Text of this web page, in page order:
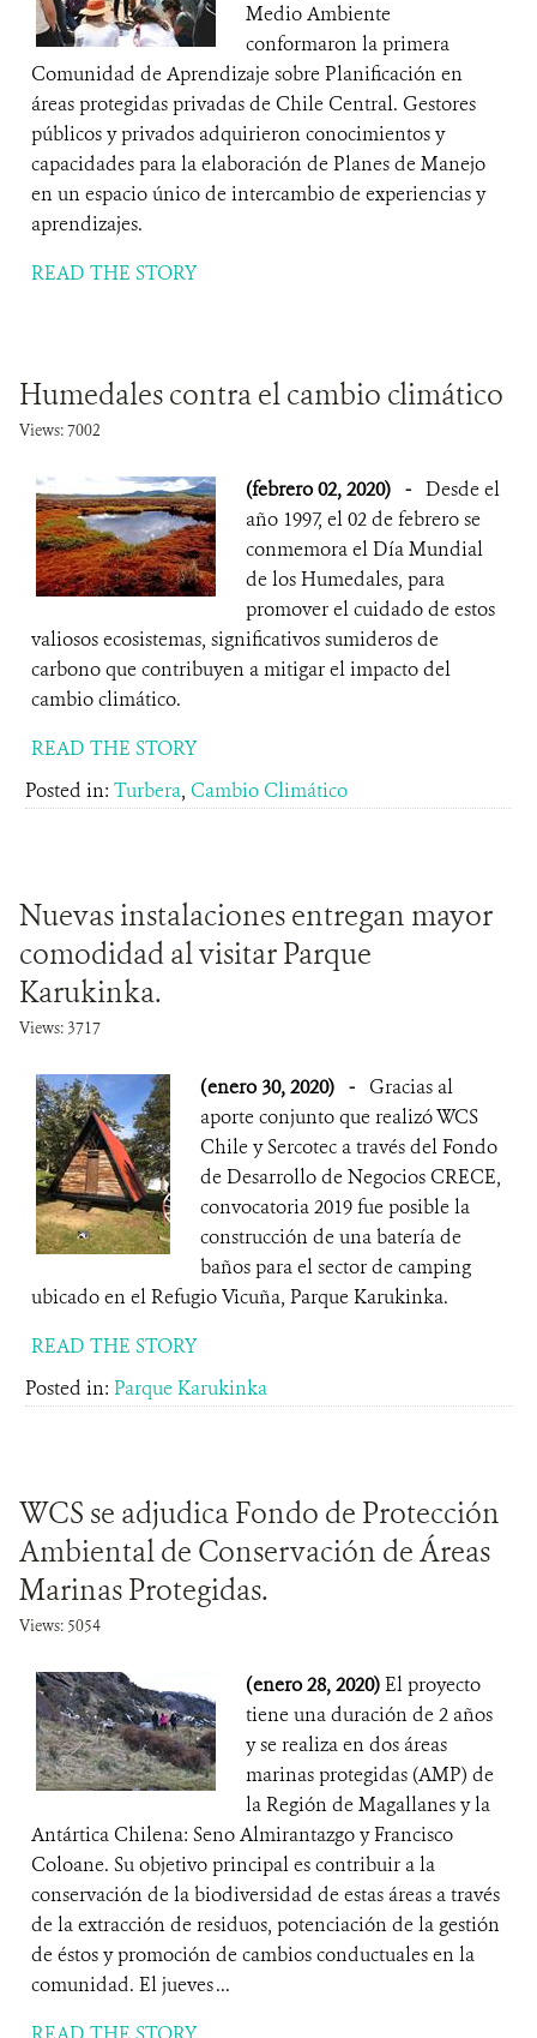
Medio Ambiente
conformaron la primera
Comunidad de Aprendizaje sobre Planificación en
áreas protegidas privadas de Chile Central. Gestores
públicos y privados adquirieron conocimientos y
capacidades para la elaboración de Planes de Manejo
en un espacio único de intercambio de experiencias y
aprendizajes.
READ THE STORY
Humedales contra el cambio climático
Views: 7002
(febrero 02, 2020) - Desde el
año 1997, el 02 de febrero se
conmemora el Día Mundial
de los Humedales, para
promover el cuidado de estos
valiosos ecosistemas, significativos sumideros de
carbono que contribuyen a mitigar el impacto del
cambio climático.
READ THE STORY
Posted in: Turbera, Cambio Climático
Nuevas instalaciones entregan mayor
comodidad al visitar Parque
Karukinka.
Views: 3717
(enero 30, 2020) - Gracias al
aporte conjunto que realizó WCS
Chile y Sercotec a través del Fondo
de Desarrollo de Negocios CRECE,
convocatoria 2019 fue posible la
construcción de una batería de
baños para el sector de camping
ubicado en el Refugio Vicuña, Parque Karukinka.
READ THE STORY
Posted in: Parque Karukinka
WCS se adjudica Fondo de Protección
Ambiental de Conservación de Áreas
Marinas Protegidas.
Views: 5054
(enero 28, 2020)El proyecto
tiene una duración de 2 años
y se realiza en dos áreas
marinas protegidas (AMP) de
la Región de Magallanes y la
Antártica Chilena: Seno Almirantazgo y Francisco
Coloane. Su objetivo principal es contribuir a la
conservación de la biodiversidad de estas áreas a través
de la extracción de residuos, potenciación de la gestión
de éstos y promoción de cambios conductuales en la
comunidad. El jueves ...